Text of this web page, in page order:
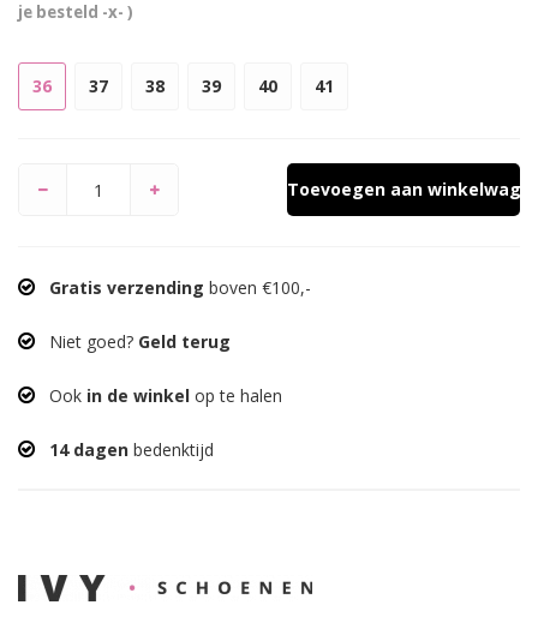
je besteld -x- )
36 37 38 39 40 41
Toevoegen aan
Gratis verzending boven €100,-
Niet goed? Geld terug
Ook in de winkel op te halen
14 dagen bedenktijd